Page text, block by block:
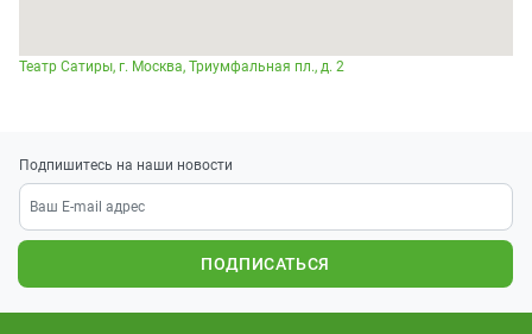
Театр Сатиры, г. Москва, Триумфальная пл., д. 2​
Подпишитесь на наши новости
ПОДПИСАТЬСЯ